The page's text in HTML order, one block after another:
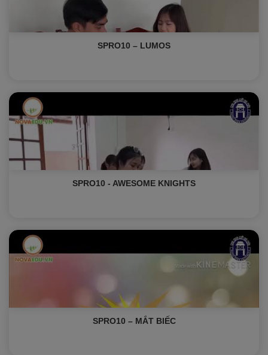
SPRO10 – LUMOS
SPRO10 - AWESOME KNIGHTS
SPRO10 – MẮT BIẾC